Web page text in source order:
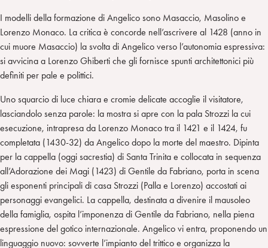
I modelli della formazione di Angelico sono Masaccio, Masolino e
Lorenzo Monaco. La critica è concorde nell’ascrivere al 1428 (anno in
cui muore Masaccio) la svolta di Angelico verso l’autonomia espressiva:
si avvicina a Lorenzo Ghiberti che gli fornisce spunti architettonici più
definiti per pale e polittici.
Uno squarcio di luce chiara e cromie delicate accoglie il visitatore,
lasciandolo senza parole: la mostra si apre con la pala Strozzi la cui
esecuzione, intrapresa da Lorenzo Monaco tra il 1421 e il 1424, fu
completata (1430-32) da Angelico dopo la morte del maestro. Dipinta
per la cappella (oggi sacrestia) di Santa Trinita e collocata in sequenza
all’Adorazione dei Magi (1423) di Gentile da Fabriano, porta in scena
gli esponenti principali di casa Strozzi (Palla e Lorenzo) accostati ai
personaggi evangelici. La cappella, destinata a divenire il mausoleo
della famiglia, ospita l’imponenza di Gentile da Fabriano, nella piena
espressione del gotico internazionale. Angelico vi entra, proponendo un
linguaggio nuovo: sovverte l’impianto del trittico e organizza la